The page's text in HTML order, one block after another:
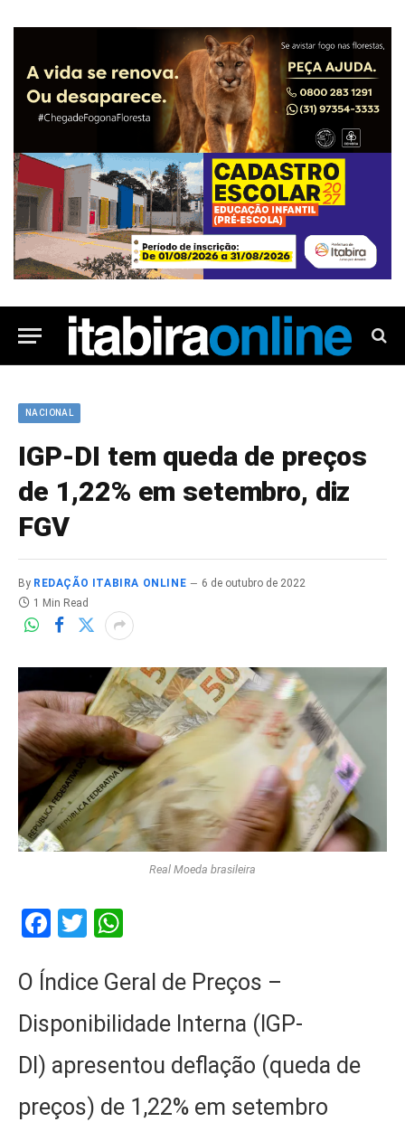
NACIONAL
IGP-DI tem queda de preços
de 1,22% em setembro, diz
FGV
By REDAÇÃO ITABIRA ONLINE
6 de outubro de 2022
1 Min Read
Real Moeda brasileira
Facebook
Twitter
O Índice Geral de Preços –
Disponibilidade Interna (IGP-
DI) apresentou deflação (queda de
preços) de 1,22% em setembro